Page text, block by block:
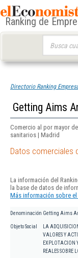
Ranking de
Directorio Ranking
Getting Aims
Comercio al por mayor
sanitarios | Madrid
Datos comerciales
La información del
la base de datos de
Más información sobre el
Denominación Getting Aims
Objeto Social
LA
VALORES Y
EXPLOTACION
REALES SOBRE